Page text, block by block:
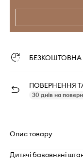
БЕЗКОШТОВНА
ПОВЕРНЕННЯ
30 днів на
Опис товару
Дитячі бавовняні